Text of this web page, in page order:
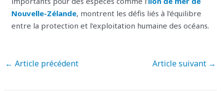
Nouvelle-Zélande, montrent les défis liés à l’équilibre
entre la protection et l’exploitation humaine des océans.
← Article précédent Article suivant →